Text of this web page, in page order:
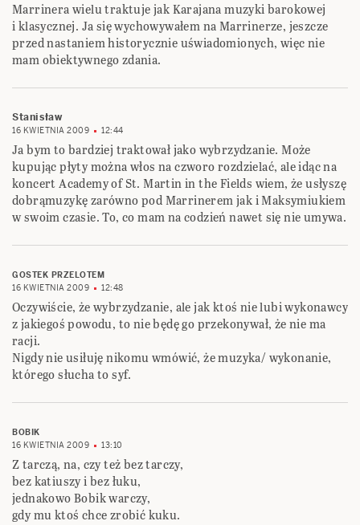
Marrinera wielu traktuje jak Karajana muzyki barokowej
i klasycznej. Ja się wychowywałem na Marrinerze, jeszcze
przed nastaniem historycznie uświadomionych, więc nie
mam obiektywnego zdania.
Stanisław
16 KWIETNIA 2009 12:44
Ja bym to bardziej traktował jako wybrzydzanie. Może
kupując płyty można włos na czworo rozdzielać, ale idąc na
koncert Academy of St. Martin in the Fields wiem, że usłyszę
dobrąmuzykę zarówno pod Marrinerem jak i Maksymiukiem
w swoim czasie. To, co mam na codzień nawet się nie umywa.
GOSTEK PRZELOTEM
16 KWIETNIA 2009
12:48
Oczywiście, że wybrzydzanie, ale jak ktoś nie lubi wykonawcy
z jakiegoś powodu, to nie będę go przekonywał, że nie ma
racji.
Nigdy nie usiłuję nikomu wmówić, że muzyka/ wykonanie,
którego słucha to syf.
BOBIK
16 KWIETNIA 2009
13:10
Z tarczą, na, czy też bez tarczy,
bez katiuszy i bez łuku,
jednakowo Bobik warczy,
gdy mu ktoś chce zrobić kuku.